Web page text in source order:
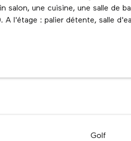
salon, une cuisine, une salle de
l'étage : palier détente, salle
Golf